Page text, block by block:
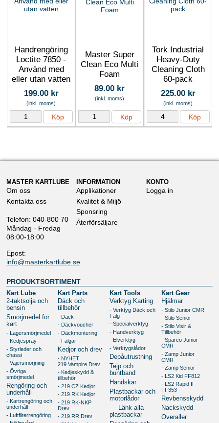
Handrengöring
Loctite 7850 -
Använd med
eller utan vatten
199.00 kr
(inkl. moms)
Köp
Master Super
Clean Eco Multi
Foam
89.00 kr
(inkl. moms)
Köp
Tork Industrial
Heavy-Duty
Cleaning Cloth
60-pack
225.00 kr
(inkl. moms)
Köp
MASTER KARTLUBE
Om oss
Kontakta oss
Telefon: 040-800 70
Måndag - Fredag
08:00-18:00
Epost:
info@masterkartlube.se
KONTO
Logga in
INFORMATION
Applikationer
Kvalitet & Miljö
Sponsring
Återförsäljare
PRODUKTSORTIMENT
Kart Lube
2-taktsolja och
bensin
Smörjmedel för
kart
- Lagersmörjmedel
- Kedjespray
- Styrleder och
chassi
- Vajersmörjning
- Övriga
smörjmedel
Rengöring och
underhåll
- Kartrengöring och
underhåll
- Luftfilterrengöring
Kart Parts
Däck och
tillbehör
- Däck
- Däckvoucher
- Däckmontering
- Fälgar
Kedjor och drev
- NYHET
219 Vampire Drev
- Kedjeskydd &
tillbehör
- 219 CZ Kedjor
- 219 RK Kedjor
- 219 RK-NKP
Drev
- 219 RR Drev
Kart Tools
Verktyg Karting
- Verktyg Däck och
Fälg
- Specialverktyg
- Handverktyg
- Elverktyg
- Verktygslådor
Depåutrustning
Tejp och
buntband
Handskar
Plastbackar och
motorlådor
Länk alla
plastbackar
Kart Gear
Hjälmar
- Stilo Junior CMR
- Stilo Senior
- Stilo Visir &
Tillbehör
- Sparco Junior
CMR
- Zamp Junior
CMR
- Zamp Senior
- LS2 Kid FF812
- LS2 Rapid II
FF353
Revbensskydd
Nackskydd
Overaller